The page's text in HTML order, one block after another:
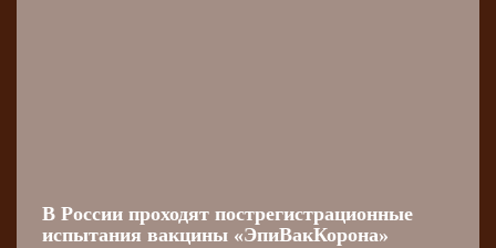
В России проходят пострегистрационные
испытания вакцины «ЭпиВакКорона»